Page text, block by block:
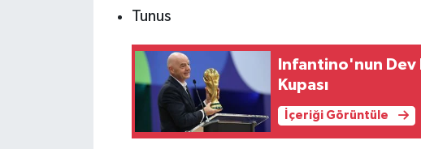
Tunus
Infantino'nun Dev
Kupası
İçeriği Görüntüle